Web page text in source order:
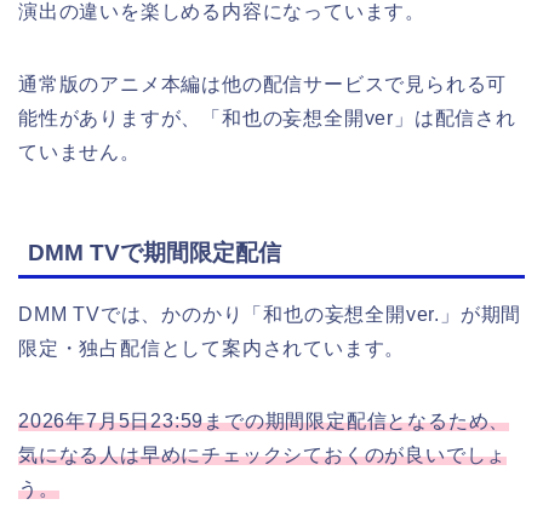
演出の違いを楽しめる内容になっています。
通常版のアニメ本編は他の配信サービスで見られる可
能性がありますが、「和也の妄想全開ver」は配信され
ていません。
DMM TVで期間限定配信
DMM TVでは、かのかり「和也の妄想全開ver.」が期間
限定・独占配信として案内されています。
2026年7月5日23:59までの期間限定配信となるため、
気になる人は早めにチェックシておくのが良いでしょ
う。